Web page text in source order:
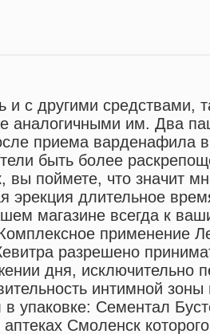
и с другими средствами,
аналогичными им. Два
приема варденафила
быть более
вы поймете, что значит
эрекция длительное
магазине всегда к
применение
разрешено
дня, исключительно
интимной
в упаковке: Сементал
аптеках Смоленск